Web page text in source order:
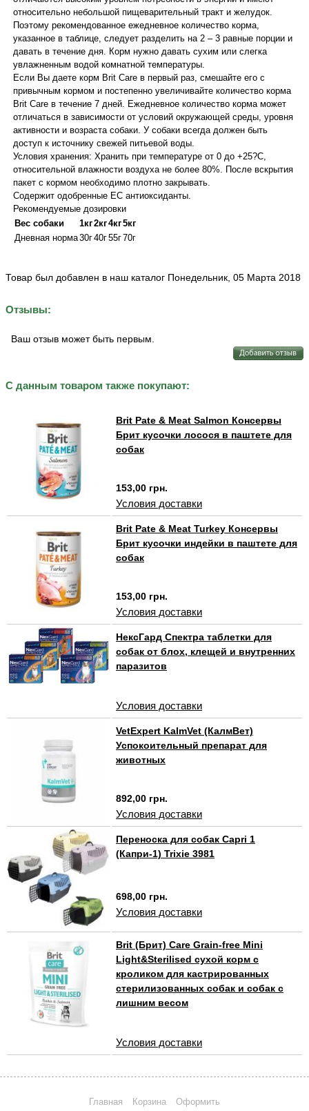
относительно небольшой пищеварительный тракт и желудок.
Поэтому рекомендованное ежедневное количество корма,
указанное в таблице, следует разделить на 2 – 3 равные порции и
давать в течение дня. Корм нужно давать сухим или слегка
увлажненным водой комнатной температуры.
Если Вы даете корм Brit Care в первый раз, смешайте его с
привычным кормом и постепенно увеличивайте количество корма
Brit Care в течение 7 дней. Ежедневное количество корма может
отличаться в зависимости от условий окружающей среды, уровня
активности и возраста собаки. У собаки всегда должен быть
доступ к источнику свежей питьевой воды.
Условия хранения: Хранить при температуре от 0 до +25?С,
относительной влажности воздуха не более 80%. После вскрытия
пакет с кормом необходимо плотно закрывать.
Содержит одобренные ЕС антиоксиданты.
Рекомендуемые дозировки
Вес собаки
1кг2кг4кг5кг
Дневная норма30г40г55г70г
Товар был добавлен в наш каталог Понедельник, 05 Марта 2018
Отзывы:
Ваш отзыв может быть первым.
С данным товаром также покупают:
Brit Pate & Meat Salmon Консервы
Брит кусочки лосося в паштете для
собак
153,00 грн.
Условия доставки
Brit Pate & Meat Turkey Консервы
Брит кусочки индейки в паштете для
собак
153,00 грн.
Условия доставки
НексГард Спектра таблетки для
собак от блох, клещей и внутренних
паразитов
Условия доставки
VetExpert KalmVet (КалмВет)
Успокоительный препарат для
животных
892,00 грн.
Условия доставки
Переноска для собак Capri 1
(Капри-1) Trixie 3981
698,00 грн.
Условия доставки
Brit (Брит) Care Grain-free Mini
Light&Sterilised сухой корм с
кроликом для кастрированных
стерилизованных собак и собак с
лишним весом
Условия доставки
Главная Корзина Оформить